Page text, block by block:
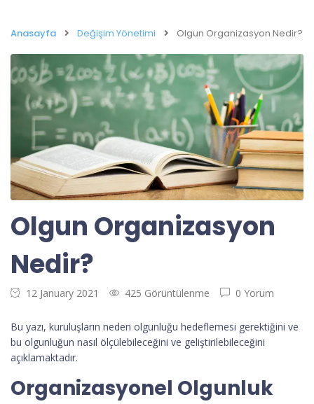
Anasayfa Değişim Yönetimi Olgun Organizasyon Nedir?
Olgun Organizasyon
Nedir?
12 January 2021 425 Görüntülenme 0 Yorum
Bu yazı, kuruluşların neden olgunluğu hedeflemesi gerektiğini ve
bu olgunluğun nasıl ölçülebileceğini ve geliştirilebileceğini
açıklamaktadır.
Organizasyonel Olgunluk